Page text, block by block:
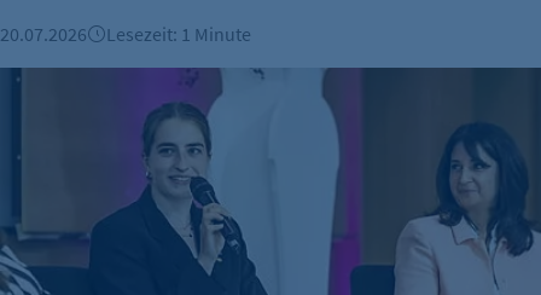
20.07.2026 Lesezeit: 1 Minute
Mut zur KI: Warum Medienkompetenz mehr als ein